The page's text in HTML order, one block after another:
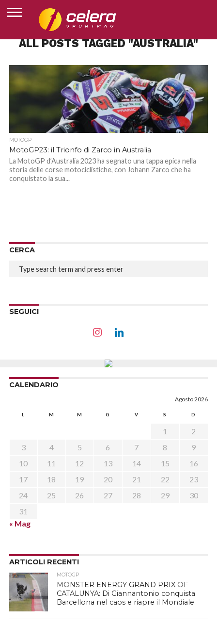
HOME
MOTOGP
SUPERBIKE
MOTOJUNIOR
ESPORTS
ALTRI
CLASSIFICHE
CHI
ALL POSTS TAGGED "AUSTRALIA"
MOTOGP
MotoGP23: il Trionfo di Zarco in Australia
La MotoGP d’Australia 2023 ha segnato una tappa epica nella
storia delle corse motociclistiche, con Johann Zarco che ha
conquistato la sua...
CERCA
SEGUICI
CALENDARIO
Agosto 2026
L M M G V S D
1
2
3
4 5 6 7 8
9
10
11 12 13 14 15
16
17
18 19 20 21 22
23
24
25 26 27 28 29
30
31
« Mag
ARTICOLI RECENTI
MOTOGP
MONSTER ENERGY GRAND PRIX OF
CATALUNYA: Di Giannantonio conquista
Barcellona nel caos e riapre il Mondiale